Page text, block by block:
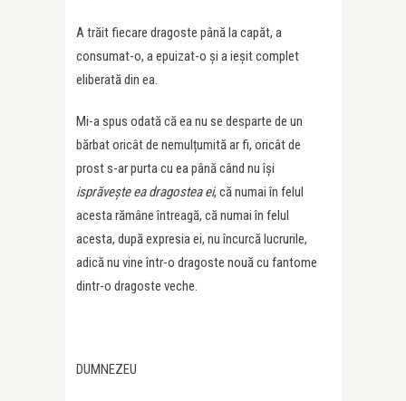
A trăit fiecare dragoste până la capăt, a
consumat-o, a epuizat-o și a ieșit complet
eliberată din ea.
Mi-a spus odată că ea nu se desparte de un
bărbat oricât de nemulțumită ar fi, oricât de
prost s-ar purta cu ea până când nu își
isprăvește ea dragostea ei, că numai în felul
acesta rămâne întreagă, că numai în felul
acesta, după expresia ei, nu încurcă lucrurile,
adică nu vine într-o dragoste nouă cu fantome
dintr-o dragoste veche.
DUMNEZEU